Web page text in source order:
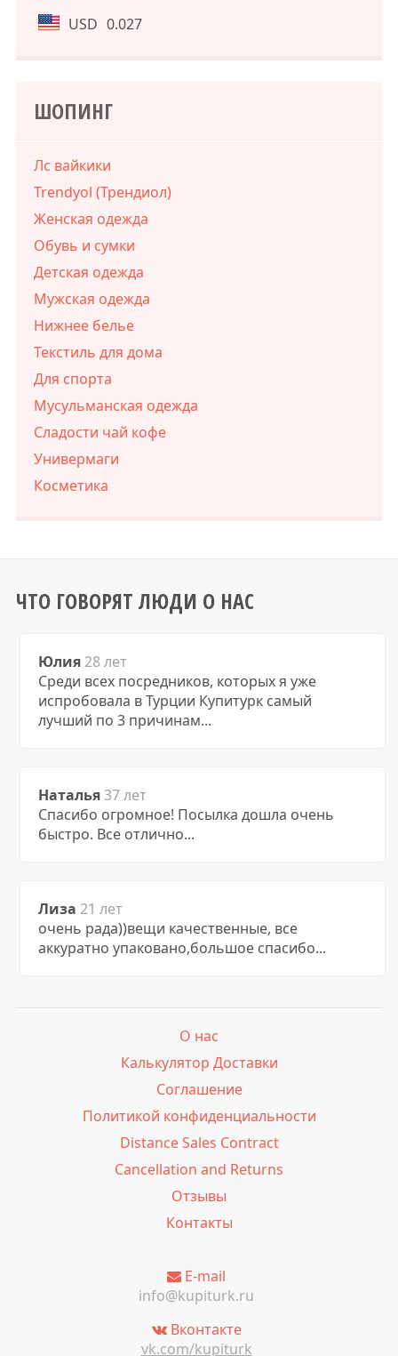
USD 0.027
ШОПИНГ
Лс вайкики
Trendyol (Трендиол)
Женская одежда
Обувь и сумки
Детская одежда
Мужская одежда
Нижнее белье
Текстиль для дома
Для спорта
Мусульманская одежда
Сладости чай кофе
Универмаги
Косметика
ЧТО ГОВОРЯТ ЛЮДИ О НАС
Юлия 28 лет
Среди всех посредников, которых я уже
испробовала в Турции Купитурк самый
лучший по 3 причинам...
Наталья37 лет
Спасибо огромное! Посылка дошла очень
быстро. Все отлично...
Лиза 21 лет
очень рада))вещи качественные, все
аккуратно упаковано,большое спасибо...
О нас
Калькулятор Доставки
Соглашение
Политикой конфиденциальности
Distance Sales Contract
Cancellation and Returns
Отзывы
Контакты
E-mail
info@kupiturk.ru
Вконтакте
vk.com/kupiturk